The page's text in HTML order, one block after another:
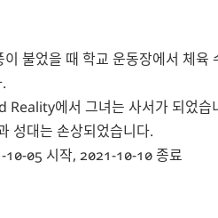
불었을 때 학교 운동장에서 체육
Reality에서 그녀는 사서가 되었습
성대는 손상되었습니다.
05 시작, 2021-10-10 종료